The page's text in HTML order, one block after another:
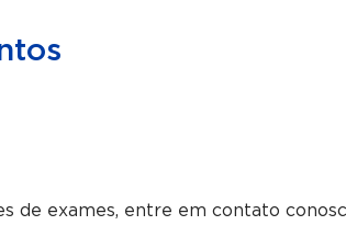
de exames, entre em contato